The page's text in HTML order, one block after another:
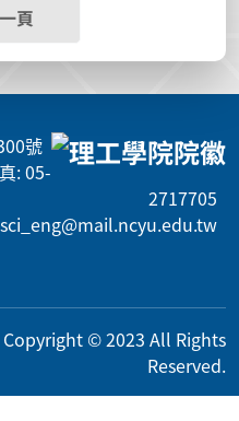
頁
號
: 05-
2717705
© 2023 All Rights
Reserved.